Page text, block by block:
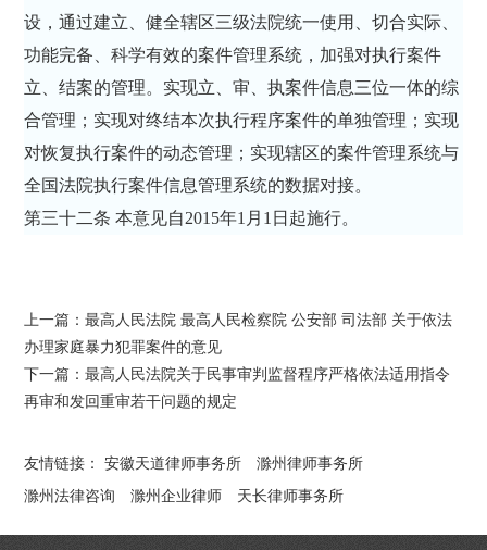
设，通过建立、健全辖区三级法院统一使用、切合实际、
功能完备、科学有效的案件管理系统，加强对执行案件
立、结案的管理。实现立、审、执案件信息三位一体的综
合管理；实现对终结本次执行程序案件的单独管理；实现
对恢复执行案件的动态管理；实现辖区的案件管理系统与
全国法院执行案件信息管理系统的数据对接。
第三十二条 本意见自2015年1月1日起施行。
上一篇：最高人民法院 最高人民检察院 公安部 司法部 关于依法
办理家庭暴力犯罪案件的意见
下一篇：最高人民法院关于民事审判监督程序严格依法适用指令
再审和发回重审若干问题的规定
友情链接：安徽天道律师事务所
滁州律师事务所
滁州法律咨询
滁州企业律师 天长律师事务所